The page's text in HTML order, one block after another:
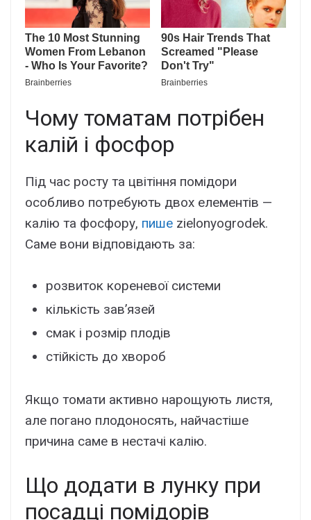
Чому томатам потрібен
калій і фосфор
Під час росту та цвітіння помідори
особливо потребують двох елементів —
калію та фосфору, пише zielonyogrodek.
Саме вони відповідають за:
розвиток кореневої системи
кількість зав’язей
смак і розмір плодів
стійкість до хвороб
Якщо томати активно нарощують листя,
але погано плодоносять, найчастіше
причина саме в нестачі калію.
Що додати в лунку при
посадці помідорів